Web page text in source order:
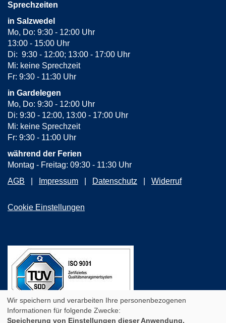
Sprechzeiten
in Salzwedel
Mo, Do: 9:30 - 12:00 Uhr
13:00 - 15:00 Uhr
Di: 9:30 - 12:00; 13:00 - 17:00 Uhr
Mi: keine Sprechzeit
Fr: 9:30 - 11:30 Uhr
in Gardelegen
Mo, Do: 9:30 - 12:00 Uhr
Di: 9:30 - 12:00, 13:00 - 17:00 Uhr
Mi: keine Sprechzeit
Fr: 9:30 - 11:00 Uhr
während der Ferien
Montag - Freitag: 09:30 - 11:30 Uhr
AGB
Impressum Datenschutz Widerruf
Cookie Einstellungen
Wir speichern und verarbeiten Ihre personenbezogenen
Informationen für folgende Zwecke:
Speicherung von Einstellungen dieser Anwendung,